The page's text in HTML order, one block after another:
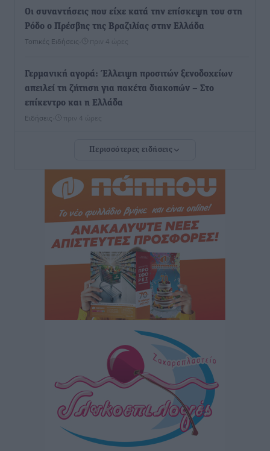
Οι συναντήσεις που είχε κατά την επίσκεψη του στη
Ρόδο ο Πρέσβης της Βραζιλίας στην Ελλάδα
Τοπικές Ειδήσεις πριν 4 ώρες
Γερμανική αγορά: Έλλειψη προσιτών ξενοδοχείων
απειλεί τη ζήτηση για πακέτα διακοπών – Στο
επίκεντρο και η Ελλάδα
Ειδήσεις πριν 4 ώρες
Νέο ξενοδοχείο στη Ρόδο για την H Hotels –
στην Κω
Τοπικές Ειδήσεις• πριν 4 ώρες
Αυτοκίνητο μπήκε παράνομα σε μονόδρομο στο
Μαστιχάρι – Αναποδογύρισε όχημα με μητέρα και
πριν 4 ώρες
“Η Ευρώπη αντιμετώπιζε το προσφυγικό σαν ταινία
τρόμου” – Η συγκλονιστική μαρτυρία της Χαρούλας
Γιασιράνη στον RV για τα γεγονότα που οδήγησαν στο
πριν 5 ώρες
Συναυλία με τον Γιάννη Κότσιρα στις 21 Αυγούστου
Πολιτιστικά• πριν 5 ώρες
Έκτακτη συνεδρίαση της Δημοτικής Επιτροπής Ρόδου
Περισσότερες ειδήσεις